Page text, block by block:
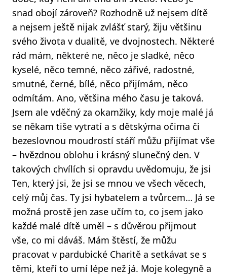
snad obojí zároveň? Rozhodně už nejsem dítě
a nejsem ještě nijak zvlášť starý, žiju většinu
svého života v dualitě, ve dvojnostech. Některé
rád mám, některé ne, něco je sladké, něco
kyselé, něco temné, něco zářivé, radostné,
smutné, černé, bílé, něco přijímám, něco
odmítám. Ano, většina mého času je taková.
Jsem ale vděčný za okamžiky, kdy moje malé já
se někam tiše vytratí a s dětskýma očima či
bezeslovnou moudrostí stáří můžu přijímat vše
– hvězdnou oblohu i krásný slunečný den. V
takových chvílích si opravdu uvědomuju, že jsi
Ten, který jsi, že jsi se mnou ve všech věcech,
celý můj čas. Ty jsi hybatelem a tvůrcem… Já se
možná prostě jen zase učím to, co jsem jako
každé malé dítě uměl – s důvěrou přijmout
vše, co mi dáváš. Mám štěstí, že můžu
pracovat v pardubické Charitě a setkávat se s
těmi, kteří to umí lépe než já. Moje kolegyně a